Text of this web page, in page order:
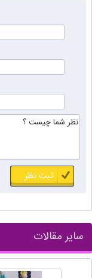
سایر مقالات